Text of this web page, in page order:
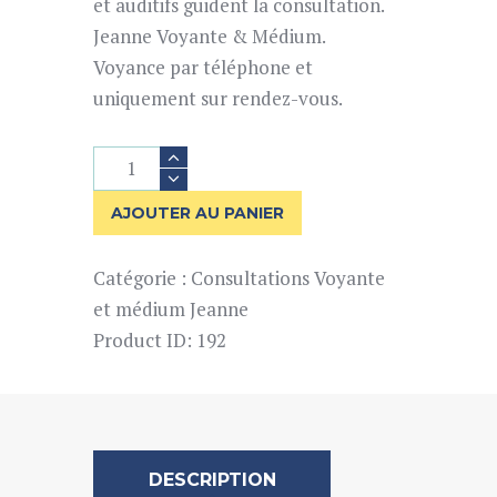
et auditifs guident la consultation.
Jeanne Voyante & Médium.
Voyance par téléphone et
uniquement sur rendez-vous.
quantité
Voyance
de
minutes
AJOUTER AU PANIER
Catégorie : Consultations Voyante
et médium Jeanne
Product ID: 192
DESCRIPTION